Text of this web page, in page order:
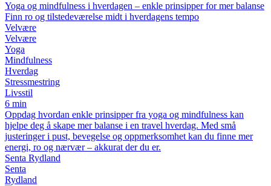
Yoga og mindfulness i hverdagen – enkle prinsipper for mer balanse
Finn ro og tilstedeværelse midt i hverdagens tempo
Velvære
Velvære
Yoga
Mindfulness
Hverdag
Stressmestring
Livsstil
6 min
Oppdag hvordan enkle prinsipper fra yoga og mindfulness kan
hjelpe deg å skape mer balanse i en travel hverdag. Med små
justeringer i pust, bevegelse og oppmerksomhet kan du finne mer
energi, ro og nærvær – akkurat der du er.
Senta Rydland
Senta
Rydland